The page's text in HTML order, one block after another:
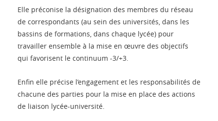
Elle préconise la désignation des membres du réseau
de correspondants (au sein des universités, dans les
bassins de formations, dans chaque lycée) pour
travailler ensemble à la mise en œuvre des objectifs
qui favorisent le continuum -3/+3.
Enfin elle précise l’engagement et les responsabilités de
chacune des parties pour la mise en place des actions
de liaison lycée-université.